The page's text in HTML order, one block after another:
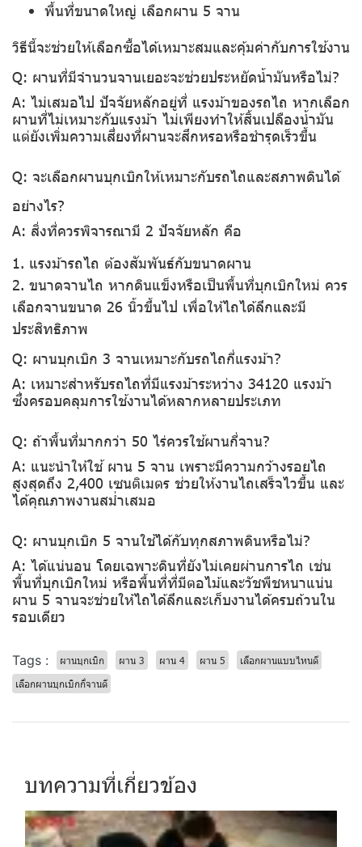
พื้นที่ขนาดใหญ่ เลือกผาน 5 จาน
วิธีนี้จะช่วยให้เลือกซื้อได้เหมาะสมและคุ้มค่ากับการใช้งาน
Q: ผานที่มีจำนวนจานเยอะจะช่วยประหยัดน้ำมันหรือไม่?
A: ไม่เสมอไป ปัจจัยหลักอยู่ที่ แรงม้าของรถไถ หากเลือก
ผานที่ไม่เหมาะกับแรงม้า ไม่เพียงทำให้สิ้นเปลืองน้ำมัน
แต่ยังเพิ่มความเสี่ยงที่ผานจะสึกหรอหรือชำรุดเร็วขึ้น
Q: จะเลือกผานบุกเบิกให้เหมาะกับรถไถและสภาพดินได้
อย่างไร?
A: สิ่งที่ควรพิจารณามี 2 ปัจจัยหลัก คือ
1. แรงม้ารถไถ ต้องสัมพันธ์กับขนาดผาน
2. ขนาดจานไถ หากดินแข็งหรือเป็นพื้นที่บุกเบิกใหม่ ควร
เลือกจานขนาด 26 นิ้วขึ้นไป เพื่อให้ไถได้ลึกและมี
ประสิทธิภาพ
Q: ผานบุกเบิก 3 จานเหมาะกับรถไถกี่แรงม้า?
A: เหมาะสำหรับรถไถที่มีแรงม้าระหว่าง 34120 แรงม้า
ซึ่งครอบคลุมการใช้งานได้หลากหลายประเภท
Q: ถ้าพื้นที่มากกว่า 50 ไร่ควรใช้ผานกี่จาน?
A: แนะนำให้ใช้ ผาน 5 จาน เพราะมีความกว้างรอยไถ
สูงสุดถึง 2,400 เซนติเมตร ช่วยให้งานไถเสร็จไวขึ้น และ
ได้คุณภาพงานสม่ำเสมอ
Q: ผานบุกเบิก 5 จานใช้ได้กับทุกสภาพดินหรือไม่?
A: ได้แน่นอน โดยเฉพาะดินที่ยังไม่เคยผ่านการไถ เช่น
พื้นที่บุกเบิกใหม่ หรือพื้นที่ที่มีตอไม้และวัชพืชหนาแน่น
ผาน 5 จานจะช่วยให้ไถได้ลึกและเก็บงานได้ครบถ้วนใน
รอบเดียว
Tags : ผานบุกเบิก ผาน 3 ผาน 4 ผาน 5
เลือกผานแบบไหนดี
เลือกผานบุกเบิกกี่จานดี
บทความที่เกี่ยวข้อง